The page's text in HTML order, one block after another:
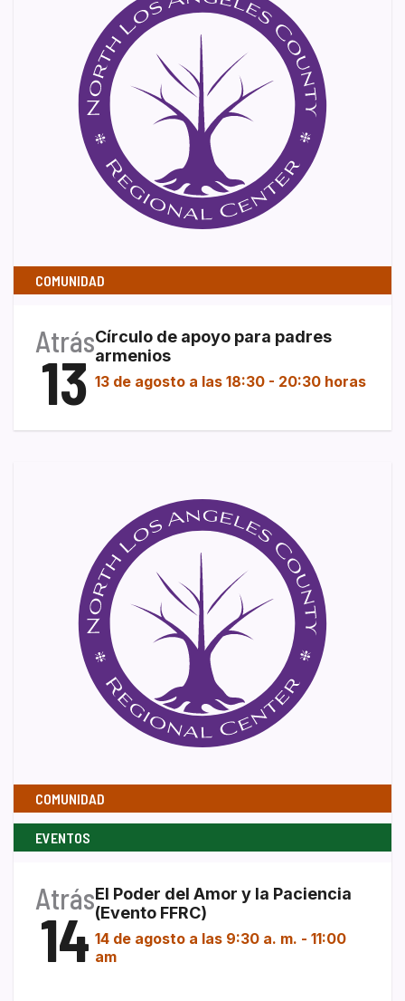
COMUNIDAD
Atrás
13
Círculo de apoyo para padres
armenios
13 de agosto a las 18:30 - 20:30 horas
COMUNIDAD
EVENTOS
Atrás
14
El Poder del Amor y la Paciencia
(Evento FFRC)
14 de agosto a las 9:30 a. m. - 11:00
am